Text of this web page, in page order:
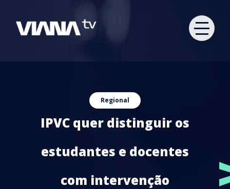
Regional
IPVC quer distinguir os
estudantes e docentes
com intervenção